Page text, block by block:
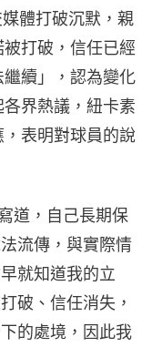
體打破沉默，親
打破，信任已經
續」，認為變化
界熱議，紐卡素
表明對球員的說
道，自己長期保
流傳，與實際情
就知道我的立
破、信任消失，
的處境，因此我